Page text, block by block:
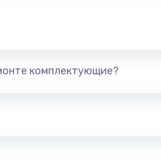
комплектующие?